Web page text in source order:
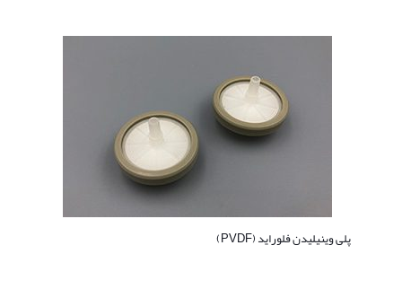
پلی وینیلیدن فلوراید (PVDF)